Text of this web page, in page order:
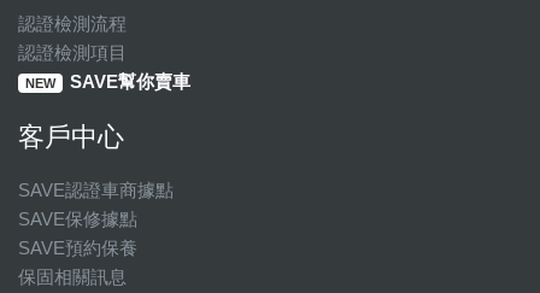
認證檢測流程
認證檢測項目
NEW SAVE幫你賣車
客戶中心
SAVE認證車商據點
SAVE保修據點
SAVE預約保養
保固相關訊息